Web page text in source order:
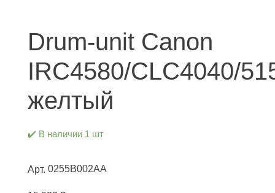
Drum-unit Canon
IRC4580/CLC4040/
желтый
✔️ В наличии 1 шт
Арт. 0255B002AA